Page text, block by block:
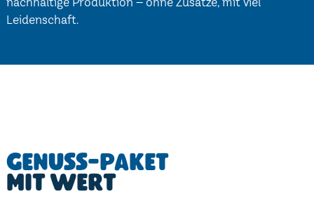
Leidenschaft.
Genuss-Paket
mit Wert